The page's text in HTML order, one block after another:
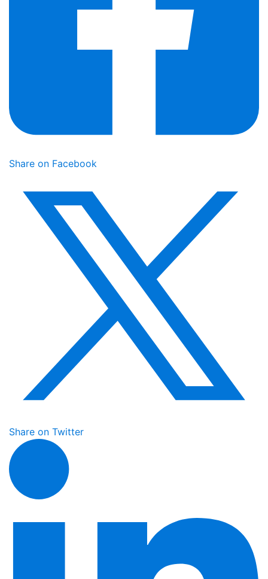
Share on Facebook
Share on Twitter